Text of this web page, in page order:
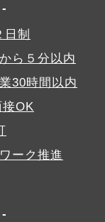
日制
ら５分以内
30時間以内
OK
ーク推進